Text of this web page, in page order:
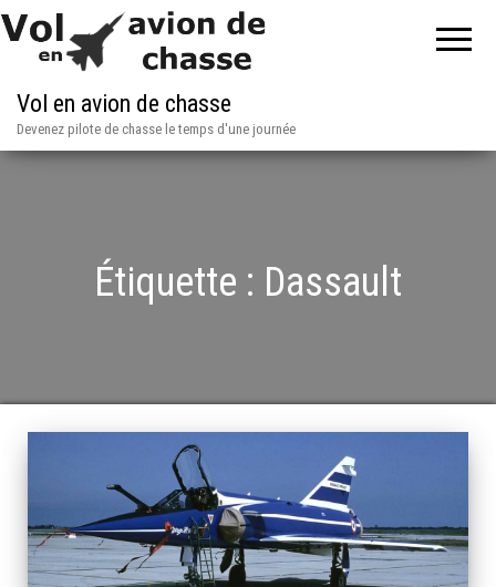
Vol en avion de chasse
Devenez pilote de chasse le temps d'une journée
Étiquette : Dassault